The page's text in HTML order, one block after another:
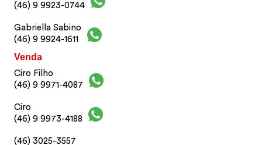
(46) 9 9923-0744
Gabriella Sabino
(46) 9 9924-1611
Venda
Ciro Filho
(46) 9 9971-4087
Ciro
(46) 9 9973-4188
(46) 3025-3557